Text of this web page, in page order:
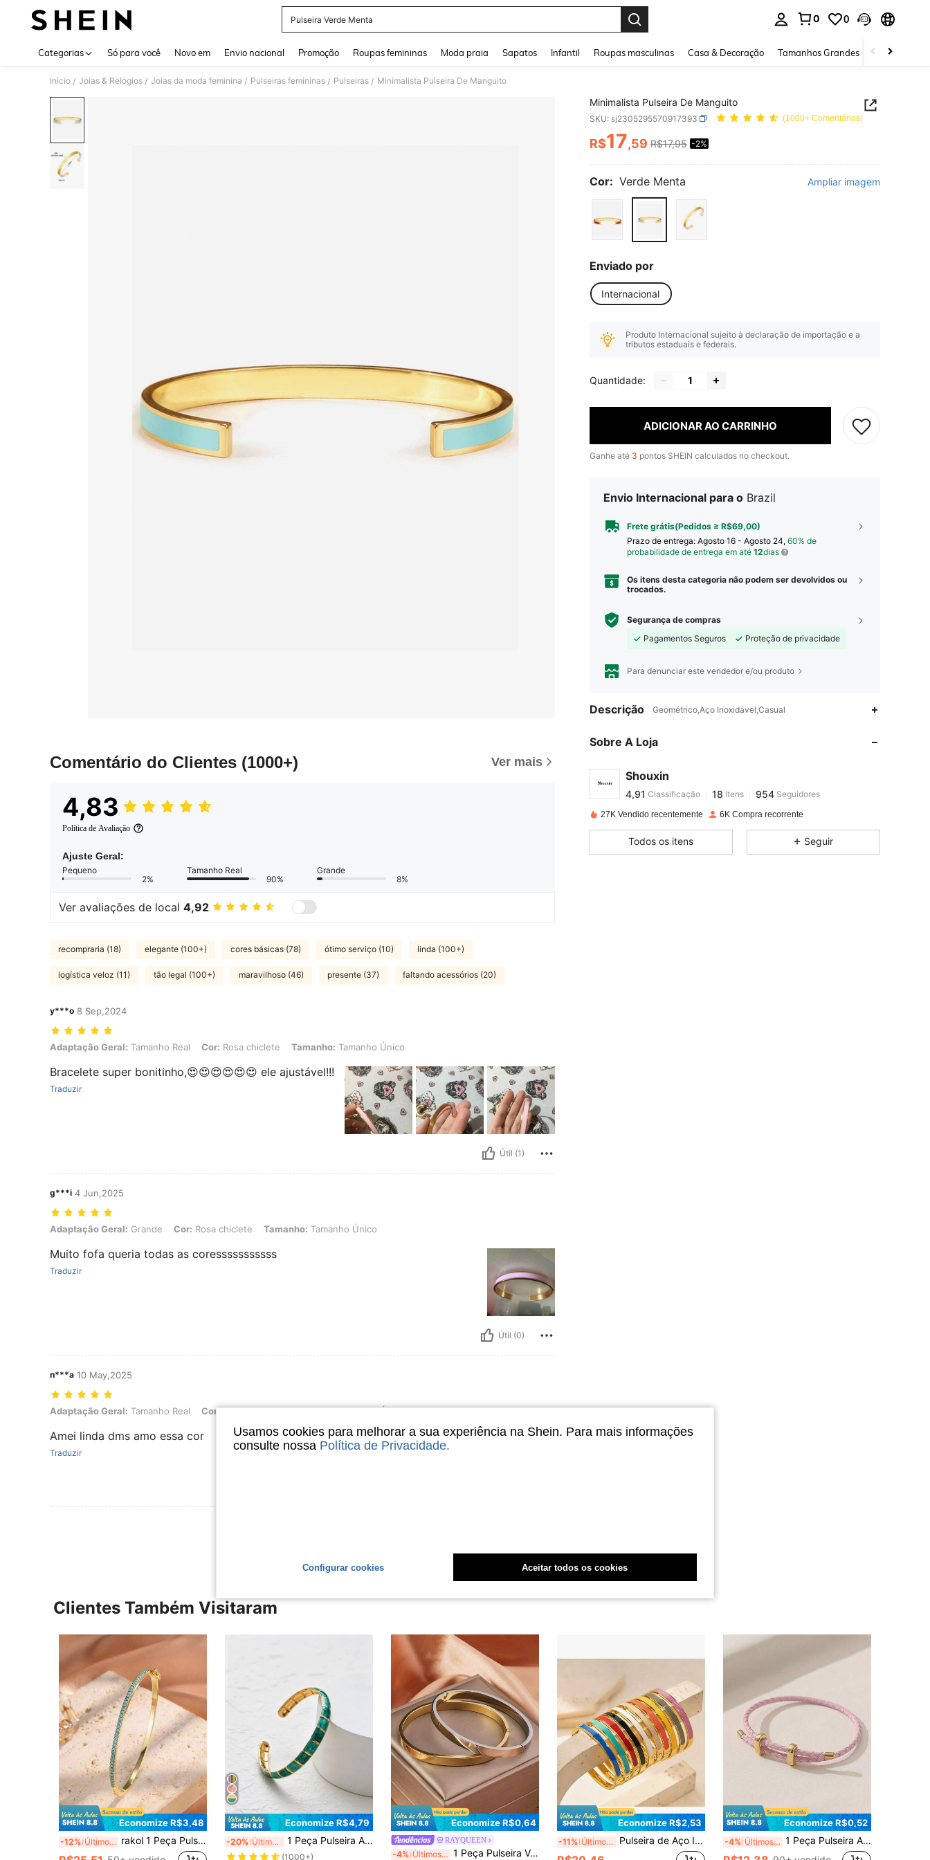
Pulseira Verde Menta
0 0
Categorias Só para você Novo em Envio nacional Promoção Roupas femininas Moda praia Sapatos Infantil Roupas masculinas Casa & Decoração Tamanhos Grandes Joias e
Início / Jóias & Relógios / Joias da moda feminina / Pulseiras femininas / Pulseiras / Minimalista Pulseira De Manguito
Comentário do Clientes (1000+) Ver mais
4,83
Política de Avaliação
Ajuste Geral:
Pequeno
2%
Tamanho Real
90%
Grande
8%
Ver avaliações de local 4,92
recompraria (18) elegante (100+) cores básicas (78) ótimo serviço (10) linda (100+)
logística veloz (11) tão legal (100+) maravilhoso (46) presente (37) faltando acessórios (20)
y***o 8 Sep,2024
Adaptação Geral: Tamanho Real, Cor: Rosa chiclete, Tamanho: Tamanho Único
Adaptação Geral: Tamanho Real Cor: Rosa chiclete Tamanho: Tamanho Único
Bracelete super bonitinho,😍😍😍😍😍😍 ele ajustável!!!
Traduzir
Útil (1)
g***i 4 Jun,2025
Adaptação Geral: Grande, Cor: Rosa chiclete, Tamanho: Tamanho Único
Adaptação Geral: Grande Cor: Rosa chiclete Tamanho: Tamanho Único
Muito fofa queria todas as coresssssssssss
Traduzir
Útil (0)
n***a 10 May,2025
Adaptação Geral: Tamanho Real, Cor: Rosa chiclete, Tamanho: Tamanho Único
Adaptação Geral: Tamanho Real Cor:Rosa chiclete Tamanho:Tamanho Único
Amei linda dms amo essa cor
Traduzir
Minimalista Pulseira De Manguito
SKU: sj2305295570917393 (1000+ Comentários)
PRICE AND AVAILABILITY
R$17,59 R$17,95 -2%
Cor: Verde Menta Ampliar imagem
Enviado por
Internacional
Produto Internacional sujeito à declaração de importação e a
tributos estaduais e federais.
Quantidade:
ADICIONAR AO CARRINHO
Ganhe até 3 pontos SHEIN calculados no checkout.
Envio Internacional para o Brazil
Frete grátis(Pedidos ≥ R$69,00)
Prazo de entrega: Agosto 16 - Agosto 24, 60% de
probabilidade de entrega em até 12dias
Os itens desta categoria não podem ser devolvidos ou
trocados.
Segurança de compras
Pagamentos Seguros
Proteção de privacidade
Para denunciar este vendedor e/ou produto
Descrição Geométrico,Aço Inoxidável,Casual
Sobre A Loja
Shouxin
4,91 18 954
4,91
4,91 Classificação 18 Itens 954 Seguidores
g***1pago 1 dia atrás
4,91 18 954
27K Vendido recentemente 6K Compra recorrente
Todos os itens Seguir
Clientes Também Visitaram
Economize R$3,48
-12% Últimos 3 dias rakol 1 Peça Pulseira de Estilo Boho com Turquesa e Cubic Zircônia para Mulheres, Adequada para Encontros e Festas
Economize R$4,79
-20% Últimos 3 dias 1 Peça Pulseira Aberta Estilo Barroco Colorida de Aço Inoxidável com Estilo Fashion Dopamina, Adequada para Uso Diário, Presente, Joias Femininas, Pulseira Dourada, Presente Requintado, Pulseira Elegante
(1000+)
Economize R$0,64
RAYQUEEN
-4% Últimos 3 dias 1 Peça Pulseira Versátil de Acabamento Espelhado de Aço Inoxidável na Moda para Mulheres, Adequada para Uso Diário
Economize R$2,53
-11% Últimos 3 dias Pulseira de Aço Inoxidável Revestida de Resina na Moda, Fecho Dourado e Prateado, Pulseira Larga de Aço Inoxidável com Alta Resistência à Cor, Uso Diário para Mulheres
Economize R$0,52
-4% Últimos 3 dias 1 Peça Pulseira Ajustável de Círculo Único de PU com Fivela de Metal de Cor Sólida Estilo Universitário, Braçadeira Básica DIY para Mulheres
Usamos cookies para melhorar a sua experiência na Shein. Para mais informações
consulte nossa Política de Privacidade.
Configurar cookies Aceitar todos os cookies